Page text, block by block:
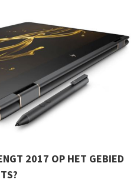
2017 OP HET GEBIED